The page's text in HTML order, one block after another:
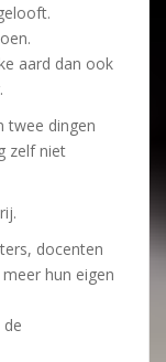
aard dan ook
twee dingen
zelf niet
docenten
hun eigen